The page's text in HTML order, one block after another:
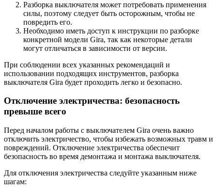
Разборка выключателя может потребовать применения
силы, поэтому следует быть осторожным, чтобы не
повредить его.
Необходимо иметь доступ к инструкции по разборке
конкретной модели Gira, так как некоторые детали
могут отличаться в зависимости от версии.
При соблюдении всех указанных рекомендаций и
использовании подходящих инструментов, разборка
выключателя Gira будет проходить легко и безопасно.
Отключение электричества: безопасность
превыше всего
Перед началом работы с выключателем Gira очень важно
отключить электричество, чтобы избежать возможных травм и
повреждений. Отключение электричества обеспечит
безопасность во время демонтажа и монтажа выключателя.
Для отключения электричества следуйте указанным ниже
шагам: